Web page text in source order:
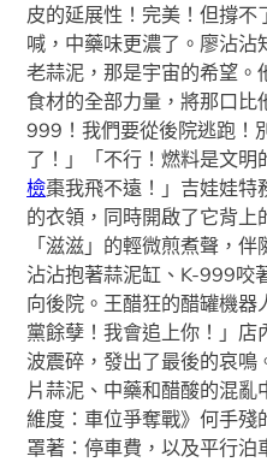
皮的延展性！完美！但撐
喊，中藥味更濃了。廖沾
老蒜泥，那是宇宙的希望。
食材的全部力量，將那口比
999！我們要從後院逃跑！
了！」「不行！燃料是文明
檢棗我飛不遠！」吉娃娃特
的衣領，同時開啟了它背上
「滋滋」的輕微煎煮聲，
沾沾抱著蒜泥缸、K-999咬
向後院。王醋狂的醋罐機器
黨餘孽！我會追上你！」
波震碎，發出了最後的哀
片蒜泥、中藥和醋酸的混
維度：車位爭奪戰》何手殘
罩著：停車費，以及平行泊